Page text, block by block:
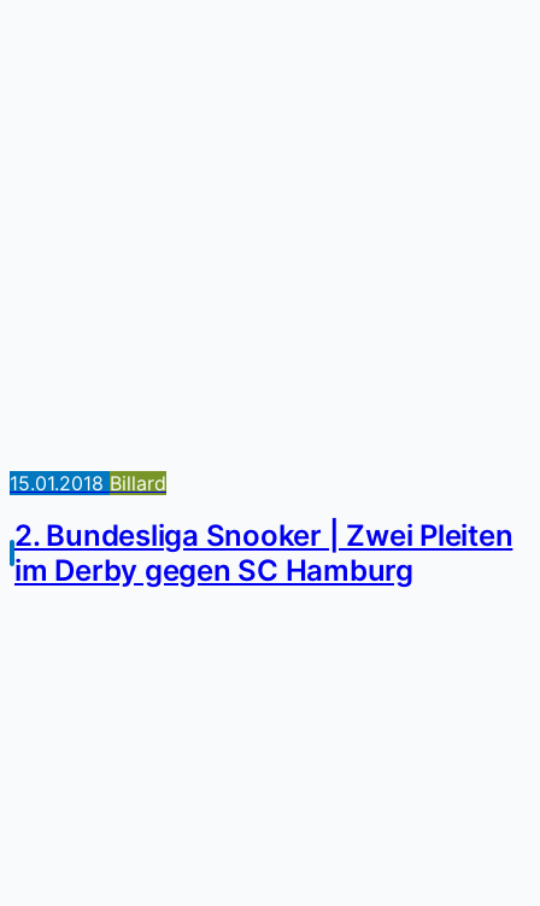
15.01.2018 Billard
2. Bundesliga Snooker | Zwei Pleiten
im Derby gegen SC Hamburg